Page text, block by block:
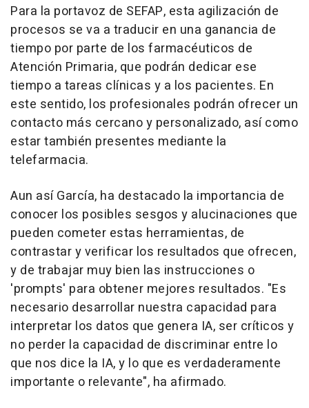
Para la portavoz de SEFAP, esta agilización de
procesos se va a traducir en una ganancia de
tiempo por parte de los farmacéuticos de
Atención Primaria, que podrán dedicar ese
tiempo a tareas clínicas y a los pacientes. En
este sentido, los profesionales podrán ofrecer un
contacto más cercano y personalizado, así como
estar también presentes mediante la
telefarmacia.
Aun así García, ha destacado la importancia de
conocer los posibles sesgos y alucinaciones que
pueden cometer estas herramientas, de
contrastar y verificar los resultados que ofrecen,
y de trabajar muy bien las instrucciones o
'prompts' para obtener mejores resultados. "Es
necesario desarrollar nuestra capacidad para
interpretar los datos que genera IA, ser críticos y
no perder la capacidad de discriminar entre lo
que nos dice la IA, y lo que es verdaderamente
importante o relevante", ha afirmado.